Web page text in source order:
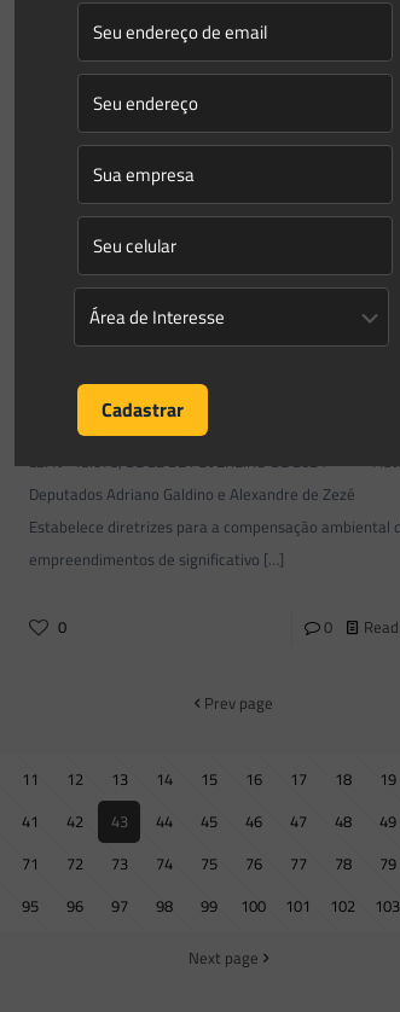
Novidades | Âmbito Estadual:
Paraíba
LEI Nº 13.078, DE 22 DE FEVEREIRO DE 2024
Deputados Adriano Galdino e Alexandre de Zezé
Estabelece diretrizes para a compensação ambiental
empreendimentos de significativo […]
0 0
Prev page
11 12 13 14 15 16 17 18 19
41 42 43 44 45 46 47 48 49
71 72 73 74 75 76 77 78 79
95 96 97 98 99 100 101 102 103
Next page